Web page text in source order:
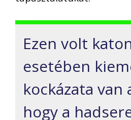
Ezen volt
esetében
kockázata van
hogy a